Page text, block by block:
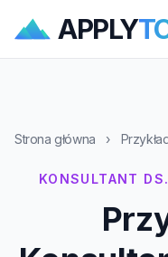
APPLY
Strona główna ›
KONSULTANT